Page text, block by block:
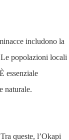
includono la
Le popolazioni locali
essenziale
naturale.
queste, l’Okapi